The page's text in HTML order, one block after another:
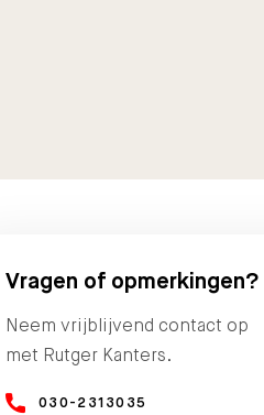
Vragen of opmerkingen?
Neem vrijblijvend contact op
met Rutger Kanters.
030-2313035